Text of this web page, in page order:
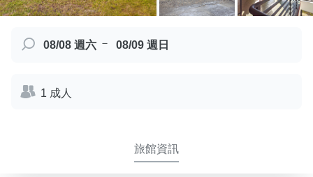
08/08 週六 － 08/09 週日
1 成人
旅館資訊